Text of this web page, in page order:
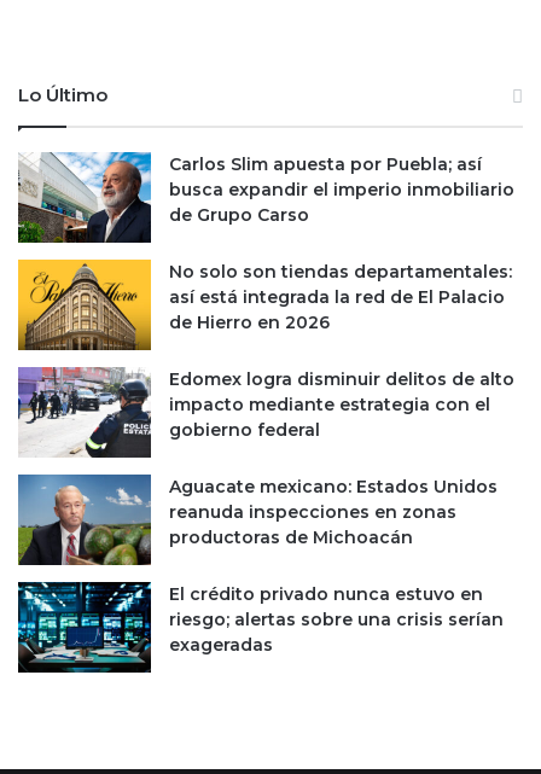
Lo Último
Carlos Slim apuesta por Puebla; así
busca expandir el imperio inmobiliario
de Grupo Carso
No solo son tiendas departamentales:
así está integrada la red de El Palacio
de Hierro en 2026
Edomex logra disminuir delitos de alto
impacto mediante estrategia con el
gobierno federal
Aguacate mexicano: Estados Unidos
reanuda inspecciones en zonas
productoras de Michoacán
El crédito privado nunca estuvo en
riesgo; alertas sobre una crisis serían
exageradas